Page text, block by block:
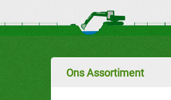
Ons Assortiment